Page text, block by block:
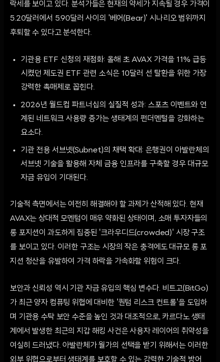
락세를 보이고 있다. 분석가들은 현재의 약세가 지속될 경우 가격이
5.20달러에서 5.90달러 사이의 '베어(Bear)' 시나리오 범위까지
후퇴할 수 있다고 분석한다.
기관용 ETF 신청의 재점화: 올해 초 AVAX 가격을 11% 급등
시켰던 제도권 ETF 관련 소식은 10달러 선 탈환을 위한 가장
강력한 촉매제로 꼽힌다.
2026년 월드컵 파트너십의 실질적 성과: 스포츠 이벤트와 연
계된 네트워크 사용량 증가는 생태계의 펀더멘털을 강화하는
요소다.
기관 전용 서브넷(Subnet)의 채택 확대: 은행권이 아발란체의
서브넷 기술을 활용해 자체 금융 인프라를 구축할 경우 대규모
자금 유입이 기대된다.
기술적 측면에서는 여전히 해결해야 할 과제가 산적해 있다. 현재
AVAX는 상대적 모멘텀이 매우 약화된 상태이며, 소매 투자자들의
롱 포지션이 과도하게 집중된 '크라우디드(crowded)' 시장 구조
를 보이고 있다. 이러한 구조는 시장의 작은 충격에도 대규모 롱 포
지션 청산을 유발하여 가격 하락을 가속화할 위험이 크다.
보안과 신뢰성 역시 기관 자금 유입의 핵심 변수다. 비트고(BitGo)
가 최근 양자 컴퓨팅 위협에 대비한 '퀀텀 리스크 컨트롤'을 도입하
며 기관용 수탁 보안 수준을 높인 것과 대조적으로, 카르다노 생태
계에서 발생한 최근의 지갑 해킹 사건은 사용자 레이어의 취약성을
여실히 드러냈다. 아발란체가 월가의 선택을 받기 위해서는 이러한
외부 위협으로부터 생태계를 보호할 수 있는 강력한 기술적 방어